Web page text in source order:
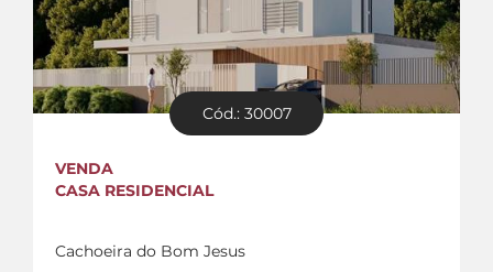
Cód.: 30007
VENDA
CASA RESIDENCIAL
Cachoeira do Bom Jesus